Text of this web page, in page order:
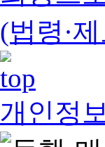
(법령·
개인정